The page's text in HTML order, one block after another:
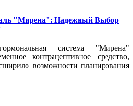
"Мирена": Надежный Выбор
система "Мирена"
контрацептивное средство,
возможности планирования